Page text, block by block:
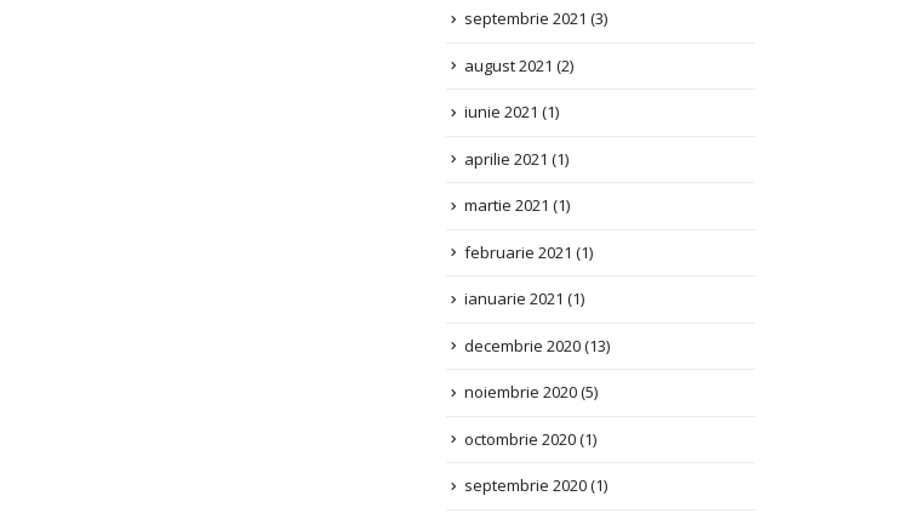
august 2021 (2)
iunie 2021(1)
aprilie 2021(1)
martie 2021 (1)
februarie 2021
ianuarie 2021(1)
decembrie 2020(13)
noiembrie 2020(5)
octombrie 2020(1)
septembrie 2020(1)
iunie 2020(1)